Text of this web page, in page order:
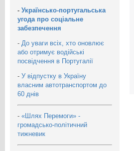
- Українсько-португальська
угода про соціальне
забезпечення
- До уваги всіх, хто оновлює
або отримує водійські
посвідчення в Португалії
- У відпустку в Україну
власним автотранспортом до
60 днів
- «Шлях Перемоги» -
громадсько-політичний
тижневик